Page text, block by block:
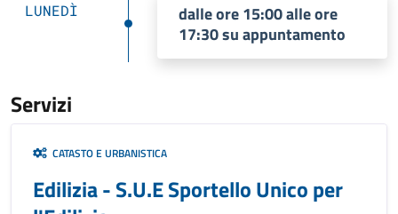
LUNEDÌ
dalle ore 15:00 alle ore
17:30 su appuntamento
Servizi
CATASTO E URBANISTICA
Edilizia - S.U.E Sportello Unico per